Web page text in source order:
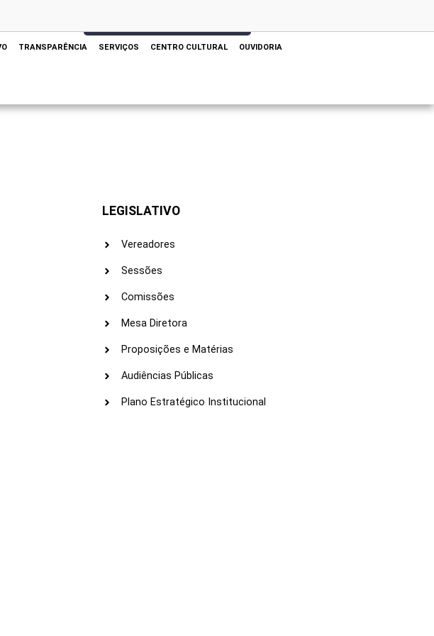
e Quartas às 10h
TRANSPARÊNCIA SERVIÇOS CENTRO CULTURAL OUVIDORIA
LEGISLATIVO
Vereadores
Sessões
Comissões
Mesa Diretora
Proposições e Matérias
Audiências Públicas
Plano Estratégico Institucional